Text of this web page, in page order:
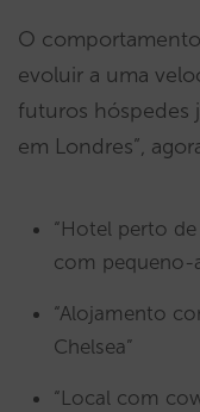
O
evoluir a uma
futuros hóspedes
em Londres”,
“Hotel perto
com pequeno-
“Alojamento
Chelsea”
“Local com